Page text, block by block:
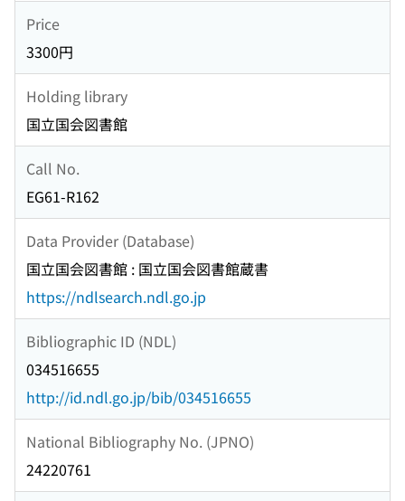
Price
3300円
Holding library
国立国会図書館
Call No.
EG61-R162
Data Provider (Database)
国立国会図書館 : 国立国会図書館蔵書
https://ndlsearch.ndl.go.jp
Bibliographic ID (NDL)
034516655
http://id.ndl.go.jp/bib/034516655
National Bibliography No. (JPNO)
24220761